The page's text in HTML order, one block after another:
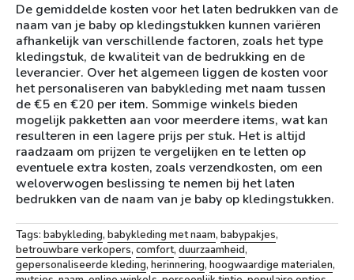
De gemiddelde kosten voor het laten bedrukken van de
naam van je baby op kledingstukken kunnen variëren
afhankelijk van verschillende factoren, zoals het type
kledingstuk, de kwaliteit van de bedrukking en de
leverancier. Over het algemeen liggen de kosten voor
het personaliseren van babykleding met naam tussen
de €5 en €20 per item. Sommige winkels bieden
mogelijk pakketten aan voor meerdere items, wat kan
resulteren in een lagere prijs per stuk. Het is altijd
raadzaam om prijzen te vergelijken en te letten op
eventuele extra kosten, zoals verzendkosten, om een
weloverwogen beslissing te nemen bij het laten
bedrukken van de naam van je baby op kledingstukken.
Tags: babykleding, babykleding met naam, babypakjes,
betrouwbare verkopers, comfort, duurzaamheid,
gepersonaliseerde kleding, herinnering, hoogwaardige materialen,